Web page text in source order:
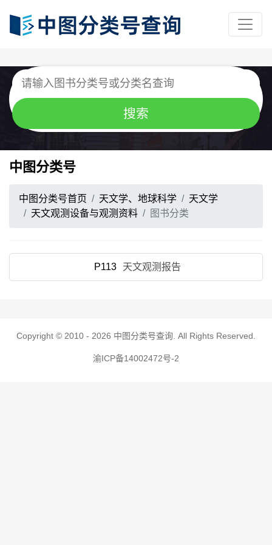
中图分类号
中图分类号首页 天文学、地球科学
天文学
天文观测设备与观测资料
图书分类
P113 天文观测报告
Copyright © 2010 - 2026 中图分类号查询 . All Rights Reserved.
渝ICP备14002472号-2